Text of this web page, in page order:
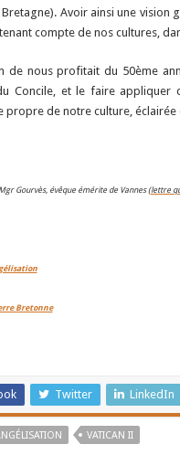
Avoir ainsi une
compte de nos cultures,
de nous profitait du 50ème
Concile, et le faire appliquer
propre de notre culture, éclairée
Gourvès, évêque émérite de Vannes (lettre
Bretonne
Twitter LinkedIn
VATICAN II